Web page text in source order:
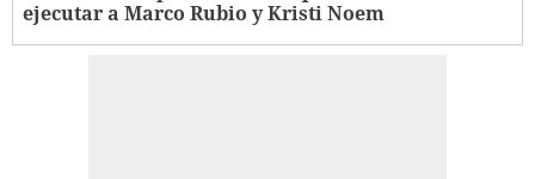
ejecutar a Marco Rubio y Kristi Noem